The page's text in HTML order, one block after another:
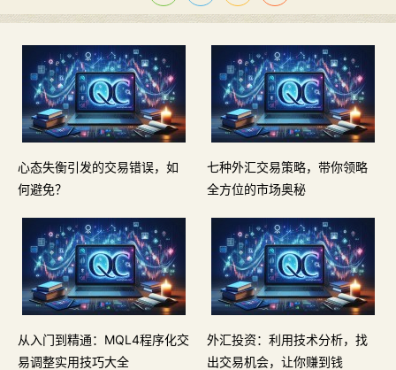
心态失衡引发的交易错误，如
何避免？
七种外汇交易策略，带你领略
全方位的市场奥秘
从入门到精通：MQL4程序化交
易调整实用技巧大全
外汇投资：利用技术分析，找
出交易机会，让你赚到钱